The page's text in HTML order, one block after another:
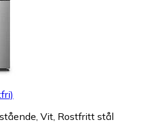
Vit, Rostfritt stål